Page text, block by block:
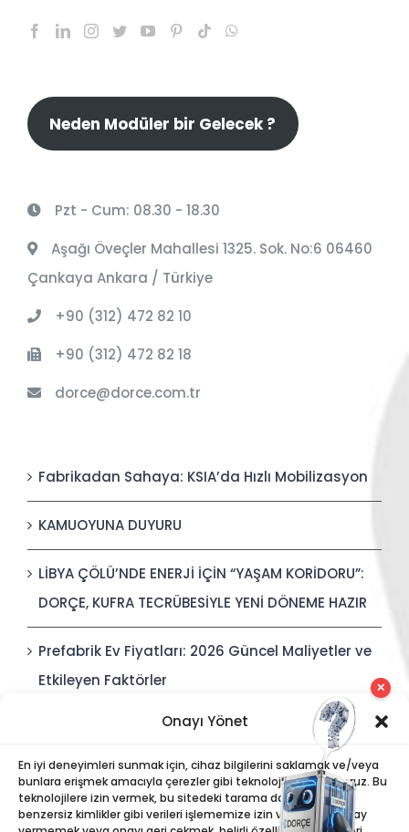
Onayı Yönet
En iyi deneyimleri sunmak için, cihaz bilgilerini saklamak ve/veya
bunlara erişmek amacıyla çerezler gibi teknolojiler kullanıyoruz. Bu
teknolojilere izin vermek, bu sitedeki tarama davranışı veya
benzersiz kimlikler gibi verileri işlememize izin verecektir. Onay
Neden Modüler bir Gelecek ?
Pzt - Cum: 08.30 - 18.30
Aşağı Öveçler Mahallesi 1325. Sok. No:6 06460
Çankaya Ankara / Türkiye
+90 (312) 472 82 10
+90 (312) 472 82 18
dorce@dorce.com.tr
Fabrikadan Sahaya: KSIA’da Hızlı Mobilizasyon
KAMUOYUNA DUYURU
LİBYA ÇÖLÜ’NDE ENERJİ İÇİN “YAŞAM KORİDORU”:
DORÇE, KUFRA TECRÜBESİYLE YENİ DÖNEME HAZIR
Prefabrik Ev Fiyatları: 2026 Güncel Maliyetler ve
Etkileyen Faktörler
Polis Karakolları: Güvenli, Entegre ve Hızlı İnşa
Edilebilir Kamu Güvenliği Yapıları
✕